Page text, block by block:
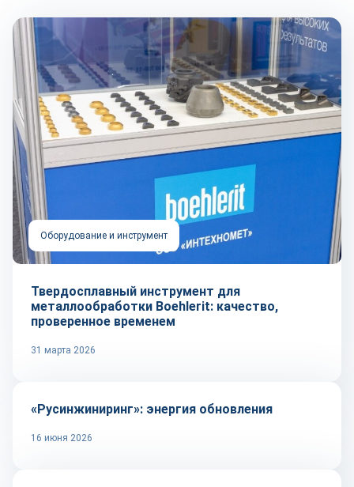
Оборудование и инструмент
Твердосплавный инструмент для
металлообработки Boehlerit: качество,
проверенное временем
31 марта 2026
Автоматизация
«Русинжиниринг»: энергия обновления
16 июня 2026
Оборудование и инструмент